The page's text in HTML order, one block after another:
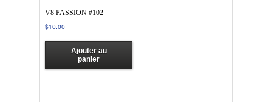
V8 PASSION #102
$10.00
Ajouter au
panier